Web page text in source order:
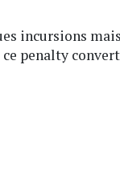
incursions mais
penalty